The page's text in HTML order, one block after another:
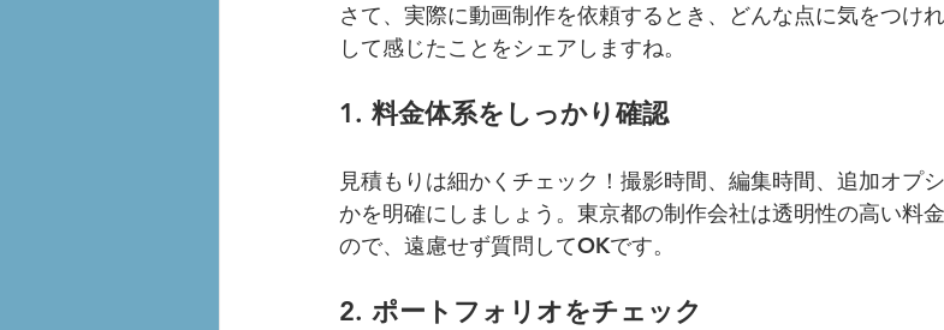
さて、実際に動画制作を依頼するとき、どんな点に気をつけ
して感じたことをシェアしますね。
1. 料金体系をしっかり確認
見積もりは細かくチェック！撮影時間、編集時間、追加オプ
かを明確にしましょう。東京都の制作会社は透明性の高い料
ので、遠慮せず質問してOKです。
2. ポートフォリオをチェック